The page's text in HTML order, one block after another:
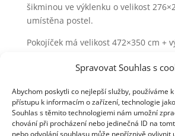
Spravovat Souhlas s
Abychom poskytli co nejlepší služby, používáme
přístupu k informacím o zařízení, technologie
Souhlas s těmito technologiemi nám umožní
chování při procházení nebo jedinečná ID na
nebo odvolání souhlasu může nepříznivě ovlivnit
šikminou ve výklenku o velikost
umístěna postel.
Pokojíček má velikost 472×350 cm +